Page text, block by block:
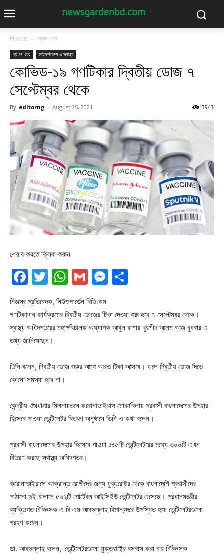
Home প্রধান খবর
প্রধান খবর লাইফস্টাইল ও স্বাস্থ্য
কোভিড-১৯ গণটিকার দ্বিতীয় ডোজ ৭
সেপ্টেম্বর থেকে
By editorng - August 25, 2021 3943
শেয়ার করতে ক্লিক করুন
Facebook
Twitter
WhatsApp
GmailMessenger
নিজস্ব প্রতিবেদক, নিউজগার্ডেন বিডি.কম
গণটিকাদান কার্যক্রমের দ্বিতীয় ডোজের টিকা দেওয়া শুরু হবে ৭ সেপ্টেম্বর থেকে।
স্বাস্থ্য অধিদপ্তরের মহাপরিচালক অধ্যাপক আবুল বাশার খুরশীদ আলম আজ বুধবার এ
তথ্য জানিয়েছেন।
তিনি বলেন, দ্বিতীয় ডোজ শুরুর আগে আরও টিকা আসবে। ফলে দ্বিতীয় ডোজ দিতে
কোনো সমস্যা হবে না।
কেন্দ্রীয় ঔষধাগার মিলনায়তনে করোনাভাইরাস মোকাবিলায় প্রবাসী বাংলাদেশের উপহার
হিসেবে পাওয়া ভেন্টিলেটর বিতরণ অনুষ্ঠানে তিনি এ কথা বলেন।
প্রবাসী বাংলাদেশের উপহার হিসেবে পাওয়া ৫৬১টি ভেন্টিলেটরের মধ্যে ৩০০টি এখন
বিতরণ করছে স্বাস্থ্য অধিদপ্তর।
করোনাভাইরাসে আক্রান্ত রোগীদের জন্য যুক্তরাষ্ট্র থেকে বাংলাদেশি প্রবাসীদের
পাঠানো দুই চালানে ৫৬২টি পোর্টেবল আইসিইউ ভেন্টিলেটর এসেছে। প্রধানমন্ত্রীর
ব্যক্তিগত চিকিৎসক এ বি এম আবদুল্লাহ বিমানবন্দরে উপস্থিত হয়ে ভেন্টিলেটরগুলো
গ্রহণ করেন।
ডা. আবদুল্লাহ বলেন, ‘ভেন্টিলেটরগুলো যুক্তরাষ্ট্রে বসবাস করা চার চিকিৎসক